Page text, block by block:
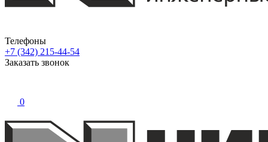
Телефоны
+7 (342) 215-44-54
Заказать звонок
0